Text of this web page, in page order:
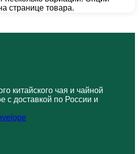
странице товара.
китайского чая и чайной
с доставкой по России и